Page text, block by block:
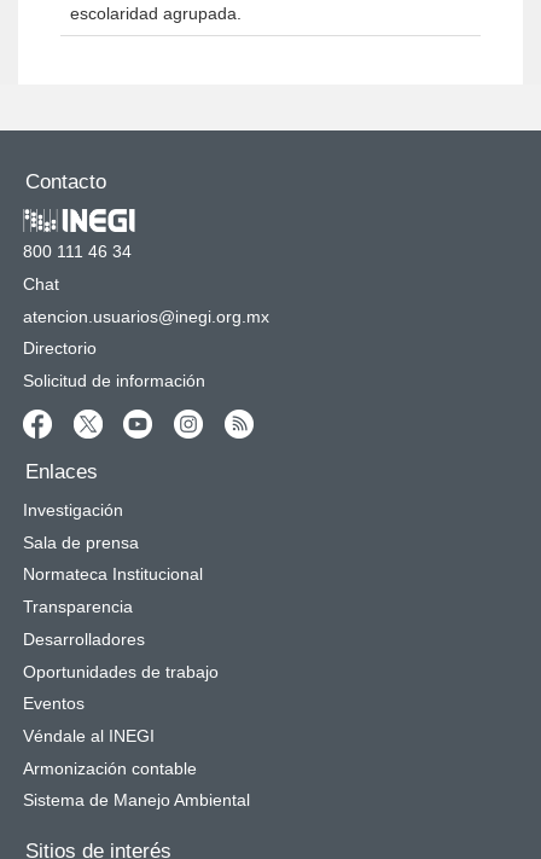
escolaridad agrupada.
Contacto
800 111 46 34
Chat
atencion.usuarios@inegi.org.mx
Directorio
Solicitud de información
Enlaces
Investigación
Sala de prensa
Normateca Institucional
Transparencia
Desarrolladores
Oportunidades de trabajo
Eventos
Véndale al INEGI
Armonización contable
Sistema de Manejo Ambiental
Sitios de interés